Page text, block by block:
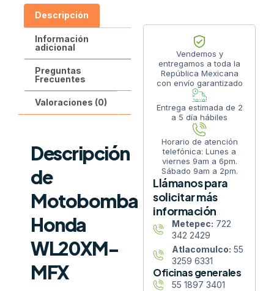
Descripción
Información
adicional
Preguntas
Frecuentes
Valoraciones (0)
Descripción
de
Motobomba
Honda
WL20XM-
MFX
Vendemos y
entregamos a toda la
República Mexicana
con envío garantizado
Entrega estimada de 2
a 5 día hábiles
Horario de atención
telefónica: Lunes a
viernes 9am a 6pm.
Sábado 9am a 2pm.
Llámanos para
solicitar más
información
Metepec: 722
342 2429
Atlacomulco: 55
3259 6331
Oficinas generales
55 1897 3401